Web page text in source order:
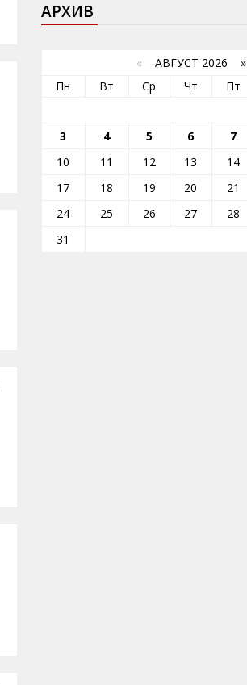
АРХИВ
« АВГУСТ 2026 »
Пн
Вт Ср Чт Пт
3
4 5 6 7
10
11 12 13 14
17
18 19 20 21
24
25 26 27 28
31